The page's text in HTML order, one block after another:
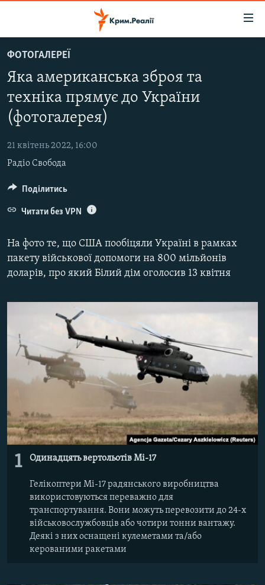
до
основного
матеріалу
Перейти
до
навігації
Перейти
пошуку
ВОДА.КРИМ
ВІДЕО ТА ФОТО
ПОЛІТИКА
БЛОГИ
ПОГЛЯД
ІНТЕРВ'Ю
ВСЕ ЗА ДЕНЬ
ДЕПОРТАЦІЯ
ВІДЕОУРОКИ «ELIFBE»
УКРАЇНСЬКА ПРОБЛЕМА КРИМУ
ЯК ОБІЙТИ БЛОКУВАННЯ
ДОЛУЧАЙСЯ!
ФОТОГАЛЕРЕЇ
Яка американська зброя та
техніка прямує до України
(фотогалерея)
21 квітень 2022, 16:00
Радіо Свобода
На фото те, що США пообіцяли Україні в рамках
пакету військової допомоги на 800 мільйонів
доларів, про який Білий дім оголосив 13 квітня
1 Одинадцять вертольотів Мі-17
Гелікоптери Mi-17 радянського виробництва
використовуються переважно для
транспортування. Вони можуть перевозити до 24-х
військовослужбовців або чотири тонни вантажу.
Деякі з них оснащені кулеметами та/або
керованими ракетами
Поділитись
Читати без VPN